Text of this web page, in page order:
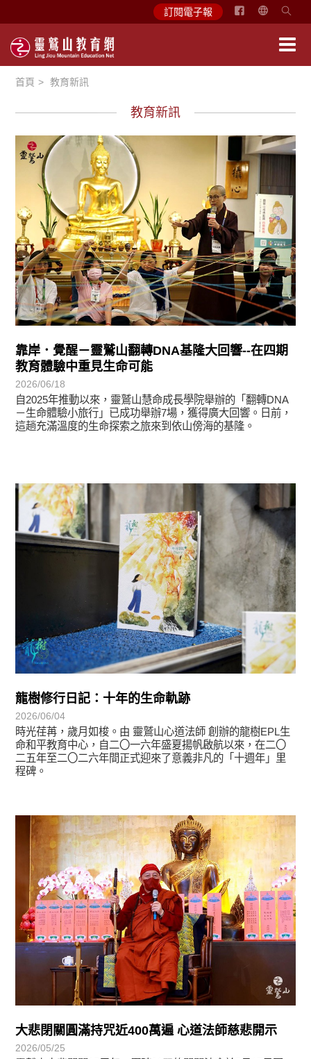
訂閱電子報
简
首頁 教育新訊
教育新訊
靠岸．覺醒－靈鷲山翻轉DNA基隆大回響--在四期
教育體驗中重見生命可能
2026/06/18
自2025年推動以來，靈鷲山慧命成長學院舉辦的「翻轉DNA
－生命體驗小旅行」已成功舉辦7場，獲得廣大回響。日前，
這趟充滿溫度的生命探索之旅來到依山傍海的基隆。
學習分享
龍樹修行日記：十年的生命軌跡
2026/06/04
時光荏苒，歲月如梭。由 靈鷲山心道法師 創辦的龍樹EPL生
命和平教育中心，自二〇一六年盛夏揚帆啟航以來，在二〇
二五年至二〇二六年間正式迎來了意義非凡的「十週年」里
程碑。
大悲閉關圓滿持咒近400萬遍 心道法師慈悲開示
2026/05/25
學習分享